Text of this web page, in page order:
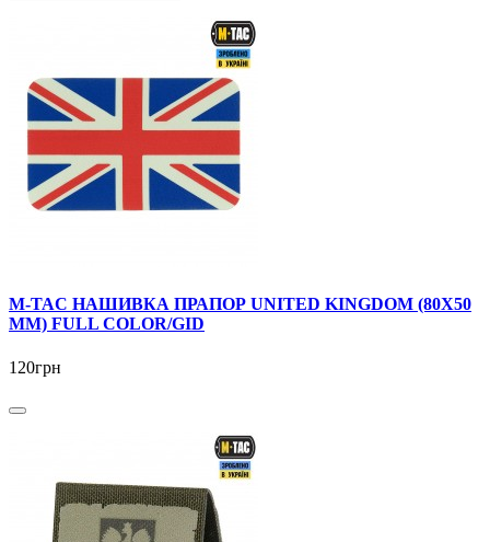
M-TAC НАШИВКА ПРАПОР UNITED KINGDOM (80Х50
ММ) FULL COLOR/GID
120грн